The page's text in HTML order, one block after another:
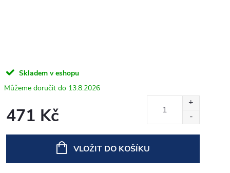
Skladem v eshopu
13.8.2026
471 Kč
VLOŽIT DO KOŠÍKU